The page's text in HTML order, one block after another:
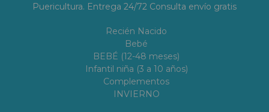
Puericultura. Entrega 24/72 Consulta envío gratis
Recién Nacido
Bebé
BEBÉ (12-48 meses)
Infantil niña (3 a 10 años)
Complementos
INVIERNO